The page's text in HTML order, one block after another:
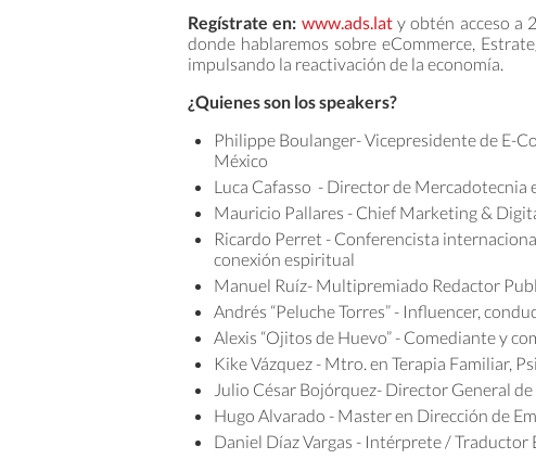
Regístrate en: www.ads.laty obtén acceso a
donde hablaremos sobre eCommerce,
impulsando la reactivación de la economía.
¿Quienes son los speakers?
Philippe Boulanger- Vicepresidente de E-
México
Luca Cafasso - Director de Mercadotecnia
Mauricio Pallares - Chief Marketing &
Ricardo Perret - Conferencista
conexión espiritual
Manuel Ruíz- Multipremiado Redactor
Andrés “Peluche Torres” - Influencer,
Alexis “Ojitos de Huevo” - Comediante y
Kike Vázquez - Mtro. en Terapia Familiar,
Julio César Bojórquez- Director General
Hugo Alvarado - Master en Dirección de
Daniel Díaz Vargas - Intérprete / Traductor